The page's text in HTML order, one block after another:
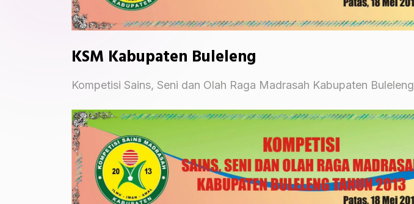
KSM Kabupaten Buleleng
Kompetisi Sains, Seni dan Olah Raga Madrasah Kabupaten Buleleng